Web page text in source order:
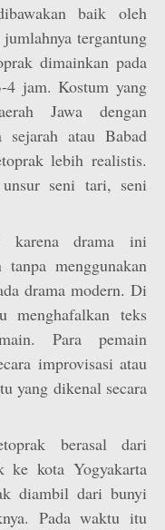
baik oleh
tergantung
dimainkan pada
4 jam. Kostum yang
Jawa dengan
sejarah atau Babad
lebih realistis.
unsur seni tari, seni
karena drama ini
menggunakan
drama modern. Di
menghafalkan teks
Para pemain
improvisasi atau
yang dikenal secara
berasal dari
ke kota Yogyakarta
diambil dari bunyi
Pada waktu itu